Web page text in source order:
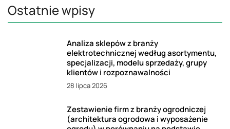
Ostatnie wpisy
Analiza sklepów z branży
elektrotechnicznej według asortymentu,
specjalizacji, modelu sprzedaży, grupy
klientów i rozpoznawalności
28 lipca 2026
Zestawienie firm z branży ogrodniczej
(architektura ogrodowa i wyposażenie